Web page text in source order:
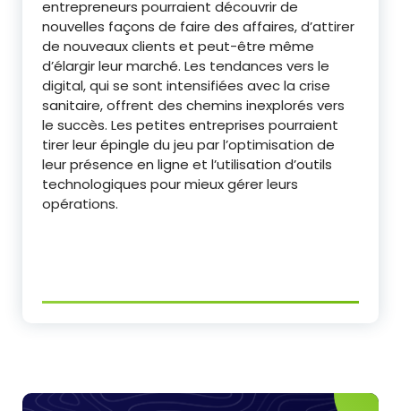
entrepreneurs pourraient découvrir de
nouvelles façons de faire des affaires, d’attirer
de nouveaux clients et peut-être même
d’élargir leur marché. Les tendances vers le
digital, qui se sont intensifiées avec la crise
sanitaire, offrent des chemins inexplorés vers
le succès. Les petites entreprises pourraient
tirer leur épingle du jeu par l’optimisation de
leur présence en ligne et l’utilisation d’outils
technologiques pour mieux gérer leurs
opérations.